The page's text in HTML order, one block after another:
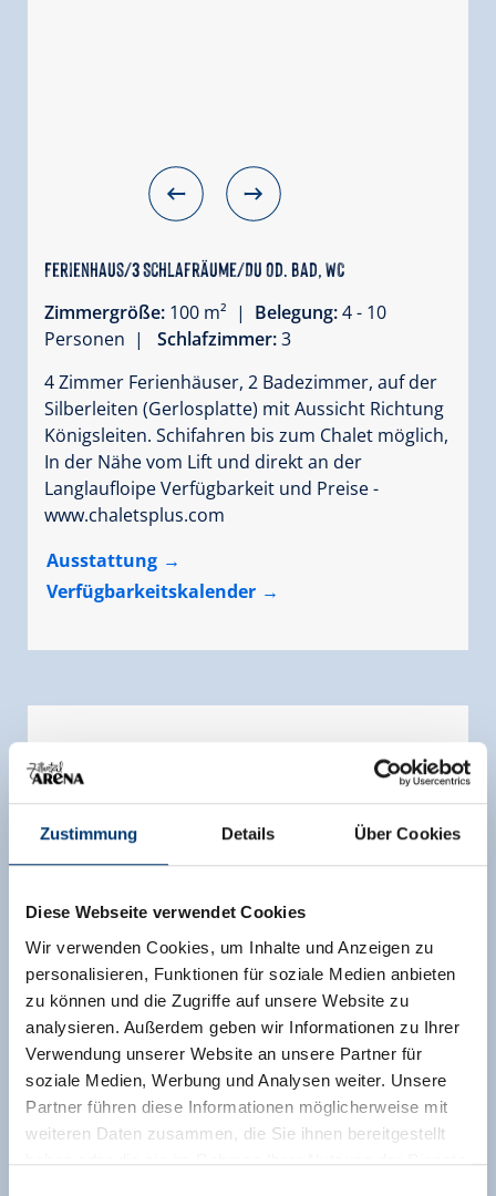
Zustimmung Details Über Cookies
Diese Webseite verwendet Cookies
Wir verwenden Cookies, um Inhalte und Anzeigen zu
personalisieren, Funktionen für soziale Medien anbieten
zu können und die Zugriffe auf unsere Website zu
analysieren. Außerdem geben wir Informationen zu Ihrer
Verwendung unserer Website an unsere Partner für
soziale Medien, Werbung und Analysen weiter. Unsere
Partner führen diese Informationen möglicherweise mit
weiteren Daten zusammen, die Sie ihnen bereitgestellt
haben oder die sie im Rahmen Ihrer Nutzung der Dienste
Ferienhaus/3 Schlafräume/Du od. Bad, WC
Zimmergröße: 100 m² | Belegung:4 - 10
Personen |
Schlafzimmer:3
4 Zimmer Ferienhäuser, 2 Badezimmer, auf der
Silberleiten (Gerlosplatte) mit Aussicht Richtung
Königsleiten. Schifahren bis zum Chalet möglich,
In der Nähe vom Lift und direkt an der
Langlaufloipe Verfügbarkeit und Preise -
www.chaletsplus.com
Ausstattung
Verfügbarkeitskalender
Ferienhaus/4 od. mehr Schlafr./Du od Bad
Zimmergröße:220 m² |Belegung:2 - 22
Personen |Schlafzimmer:8